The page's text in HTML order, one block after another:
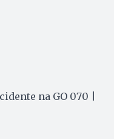
na GO 070 |